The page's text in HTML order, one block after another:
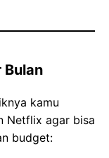
Bulan
kamu
Netflix agar bisa
budget: